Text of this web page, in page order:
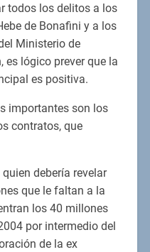
todos los delitos a los
de Bonafini y a los
Ministerio de
es lógico prever que la
es positiva.
importantes son los
contratos, que
debería revelar
que le faltan a la
los 40 millones
por intermedio del
de la ex